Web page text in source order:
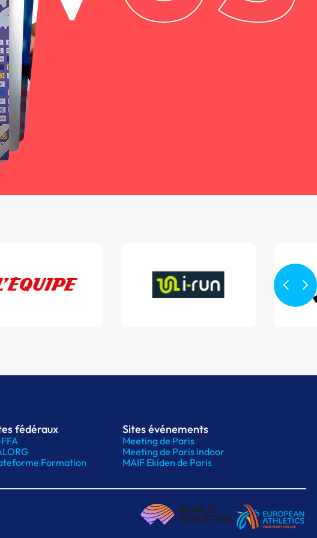
fédéraux
Formation
Sites événements
Meeting de Paris
Meeting de Paris indoor
MAIF Ekiden de Paris